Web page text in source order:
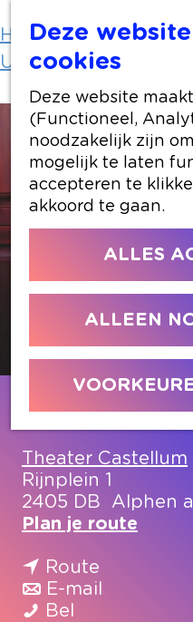
Deze
cookies
Deze website
(Functioneel,
noodzakelijk zijn
mogelijk te laten
accepteren te
akkoord te gaan.
ALLES
ALLEEN
Home
Uit-agenda
Uit-agenda overzicht
Contact
Theater Castellum
Rijnplein 1
2405 DB
Alphen
Plan je route
Route
E-mail
Bel